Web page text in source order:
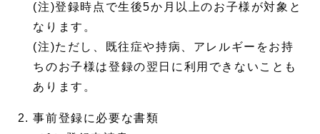
(注)登録時点で生後5か月以上のお子様が対象と
なります。
(注)ただし、既往症や持病、アレルギーをお持
ちのお子様は登録の翌日に利用できないことも
あります。
事前登録に必要な書類